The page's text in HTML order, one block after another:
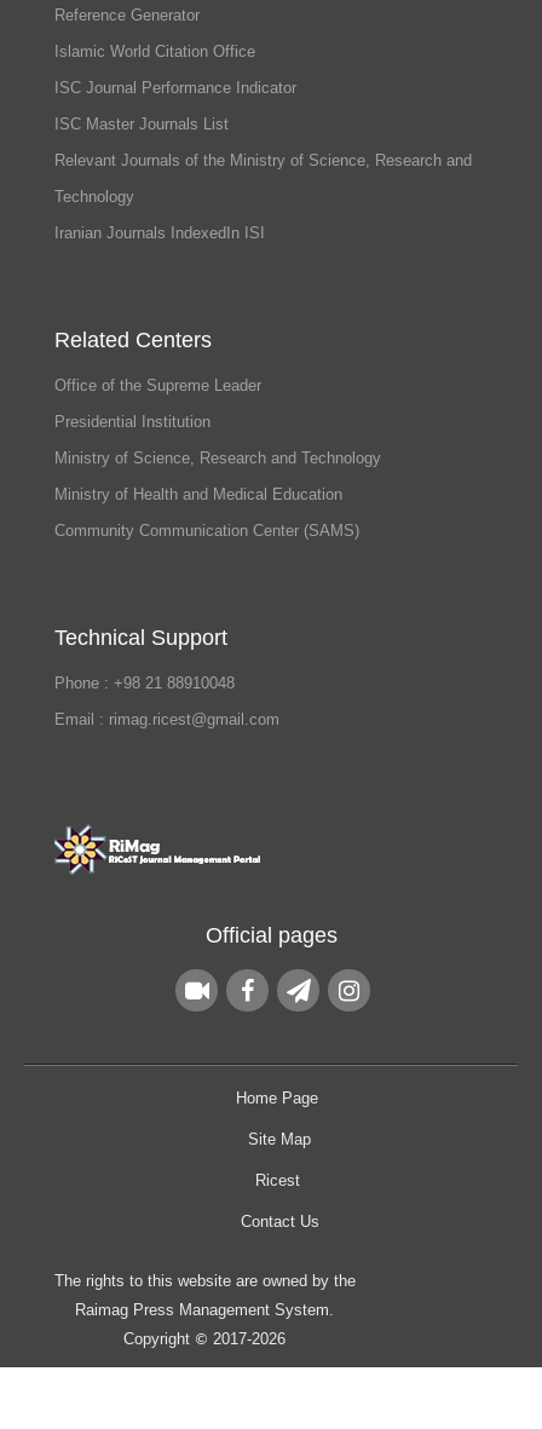
Reference Generator
Islamic World Citation Office
ISC Journal Performance Indicator
ISC Master Journals List
Relevant Journals of the Ministry of Science, Research and
Technology
Iranian Journals IndexedIn ISI
Related Centers
Office of the Supreme Leader
Presidential Institution
Ministry of Science, Research and Technology
Ministry of Health and Medical Education
Community Communication Center (SAMS)
Technical Support
Phone : +98 21 88910048
Email : rimag.ricest@gmail.com
Official pages
Home Page
Site Map
Ricest
Contact Us
The rights to this website are owned by the
Raimag Press Management System.
Copyright © 2017-2026